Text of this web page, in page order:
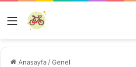
Menü
Anasayfa /Genel